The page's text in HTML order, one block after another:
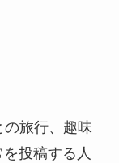
旅行、趣味
投稿する人